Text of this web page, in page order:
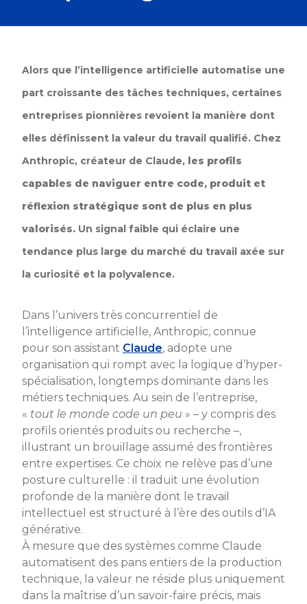
Alors que l’intelligence artificielle automatise une
part croissante des tâches techniques, certaines
entreprises pionnières revoient la manière dont
elles définissent la valeur du travail qualifié. Chez
Anthropic, créateur de Claude, les profils
capables de naviguer entre code, produit et
réflexion stratégique sont de plus en plus
valorisés. Un signal faible qui éclaire une
tendance plus large du marché du travail axée sur
la curiosité et la polyvalence.
Dans l’univers très concurrentiel de
l’intelligence artificielle, Anthropic, connue
pour son assistant Claude, adopte une
organisation qui rompt avec la logique d’hyper-
spécialisation, longtemps dominante dans les
métiers techniques. Au sein de l’entreprise,
« tout le monde code un peu » – y compris des
profils orientés produits ou recherche –,
illustrant un brouillage assumé des frontières
entre expertises. Ce choix ne relève pas d’une
posture culturelle : il traduit une évolution
profonde de la manière dont le travail
intellectuel est structuré à l’ère des outils d’IA
générative.
À mesure que des systèmes comme Claude
automatisent des pans entiers de la production
technique, la valeur ne réside plus uniquement
dans la maîtrise d’un savoir-faire précis, mais